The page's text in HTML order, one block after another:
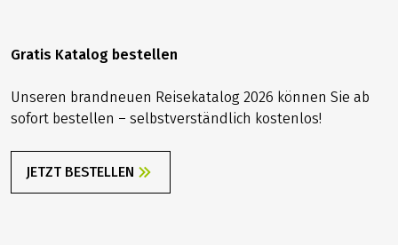
Gratis Katalog bestellen
Unseren brandneuen Reisekatalog 2026 können Sie ab
sofort bestellen – selbstverständlich kostenlos!
JETZT BESTELLEN